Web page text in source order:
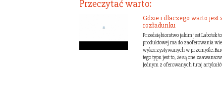
Przeczytać warto:
Gdzie i dlaczego warto jest
rozładunku
Przedsiębiorstwo jakim jest Labotek
produktowej ma do zaoferowania
wykorzystywanych w przemyśle.
tego typu jest to, że są one
Jednym z oferowanych tutaj